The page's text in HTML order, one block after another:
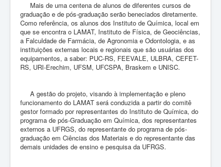
Mais de uma centena de alunos de diferentes cursos de
graduação e de pós-graduação serão beneciados diretamente.
Como referência, os alunos dos Instituto de Química, local em
que se encontra o LAMAT, Instituto de Física, de Geociências,
a Falculdade de Farmácia, de Agronomia e Odontologia, e as
instituições externas locais e regionais que são usuárias dos
equipamentos, a saber: PUC-RS, FEEVALE, ULBRA, CEFET-
RS, URI-Erechim, UFSM, UFCSPA, Braskem e UNISC.
A gestão do projeto, visando à implementação e pleno
funcionamento do LAMAT será conduzida a partir do comitê
gestor formado por representantes do Instituto de Química, do
programa de pós-Graduação em Química, dos representantes
externos a UFRGS, do representante do programa de pós-
graduação em Ciências dos Materiais e do representante das
demais unidades de ensino e pesquisa da UFRGS.